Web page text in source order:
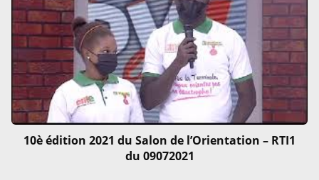
10è édition 2021 du Salon de l’Orientation – RTI1
du 09072021